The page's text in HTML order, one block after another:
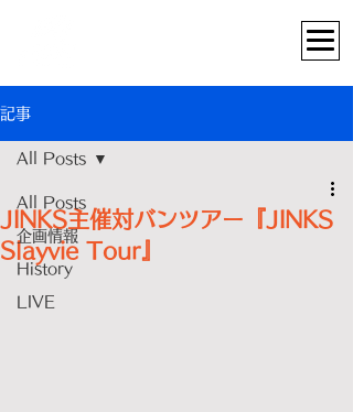
記事
All Posts
企画情報
History
LIVE
All Posts
JINKS主催対バンツアー『JINKS
Slayvie Tour』